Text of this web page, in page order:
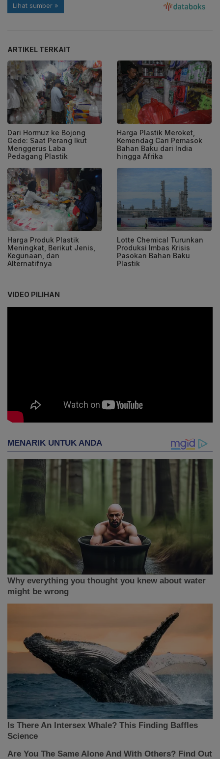
ARTIKEL TERKAIT
Dari Hormuz ke Bojong
Gede: Saat Perang Ikut
Menggerus Laba
Pedagang Plastik
Harga Plastik Meroket,
Kemendag Cari Pemasok
Bahan Baku dari India
hingga Afrika
Harga Produk Plastik
Meningkat, Berikut Jenis,
Kegunaan, dan
Alternatifnya
Lotte Chemical Turunkan
Produksi Imbas Krisis
Pasokan Bahan Baku
Plastik
VIDEO PILIHAN